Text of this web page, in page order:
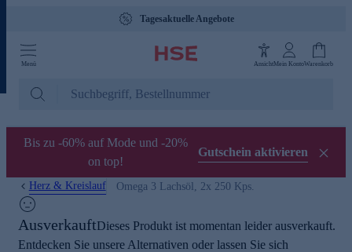
Tagesaktuelle Angebote
Menü AnsichtMein KontoWarenkorb
Bis zu -60% auf Mode und -20%
on top!
Gutschein aktivieren
Herz & Kreislauf Omega 3 Lachsöl, 2x 250 Kps.
AusverkauftDieses Produkt ist momentan leider ausverkauft.
Entdecken Sie unsere Alternativen oder lassen Sie sich